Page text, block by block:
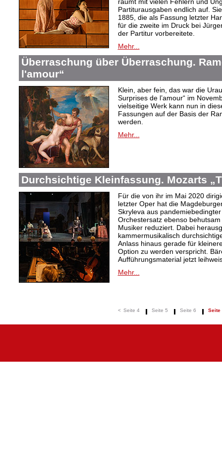
Partiturausgaben endlich auf.
1885, die als Fassung letzter
für die zweite im Druck bei
der Partitur vorbereitete.
Mehr...
Überraschung über Überraschung.
l'amour“
Klein, aber fein, das war die
Surprises de l’amour“ im
vielseitige Werk kann nun in
Fassungen auf der Basis der
werden.
Mehr...
Durchsichtige Kleinfassung. Mozarts
Für die von ihr im Mai 2020
letzter Oper hat die
Skryleva aus
Orchestersatz ebenso
Musiker reduziert. Dabei
kammermusikalisch
Anlass hinaus gerade für
Option zu werden verspricht.
Aufführungsmaterial jetzt
Mehr...
< Seite 4 Seite 5 Seite 6 Seite